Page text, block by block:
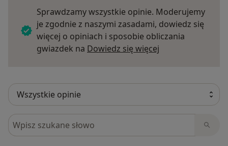
Sprawdzamy wszystkie opinie. Moderujemy
je zgodnie z naszymi zasadami, dowiedz się
więcej o opiniach i sposobie obliczania
gwiazdek na Dowiedz się więcej
Szukaj w opiniach